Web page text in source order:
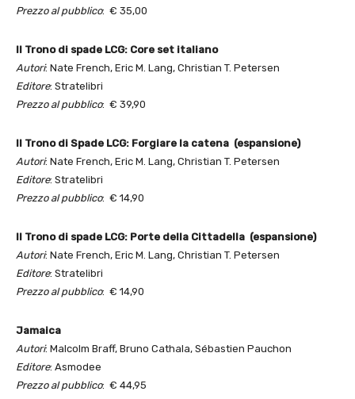
Prezzo al pubblico: € 35,00
Il Trono di spade LCG: Core set italiano
Autori: Nate French, Eric M. Lang, Christian T. Petersen
Editore: Stratelibri
Prezzo al pubblico: € 39,90
Il Trono di Spade LCG: Forgiare la catena (espansione)
Autori: Nate French, Eric M. Lang, Christian T. Petersen
Editore: Stratelibri
Prezzo al pubblico: € 14,90
Il Trono di spade LCG: Porte della Cittadella (espansione)
Autori: Nate French, Eric M. Lang, Christian T. Petersen
Editore: Stratelibri
Prezzo al pubblico: € 14,90
Jamaica
Autori: Malcolm Braff, Bruno Cathala, Sébastien Pauchon
Editore: Asmodee
Prezzo al pubblico: € 44,95